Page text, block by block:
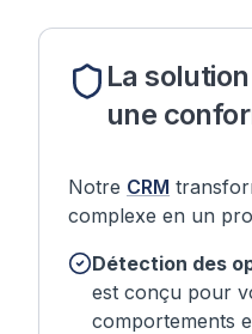
La
une
Notre CRM
complexe en un
Détection des
est conçu pour
comportements